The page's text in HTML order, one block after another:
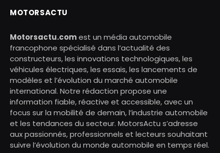
MOTORSACTU
Motorsactu.comest un média automobile
francophone spécialisé dans l’actualité des
constructeurs, les innovations technologiques, les
véhicules électriques, les essais, les lancements de
modèles et l’évolution du marché automobile
international. Notre rédaction propose une
information fiable, réactive et accessible, avec un
focus sur la mobilité de demain, l’industrie automobile
et les tendances du secteur. MotorsActu s’adresse
aux passionnés, professionnels et lecteurs souhaitant
suivre l’évolution du monde automobile en temps réel.